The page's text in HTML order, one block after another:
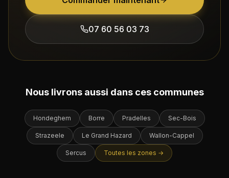
07 60 56 03 73
Nous livrons aussi dans ces communes
Hondeghem Borre Pradelles Sec-Bois
Strazeele Le Grand Hazard Wallon-Cappel
Sercus Toutes les zones →